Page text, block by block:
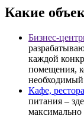
Какие
Бизнес-
каждой
помещения,
Кафе,
питания –
максимально